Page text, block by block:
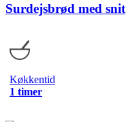
Surdejsbrød med snit
Køkkentid
1 timer